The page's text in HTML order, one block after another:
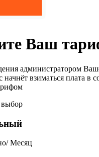
Ваш
администратором
начнёт взиматься плата в
/ Месяц